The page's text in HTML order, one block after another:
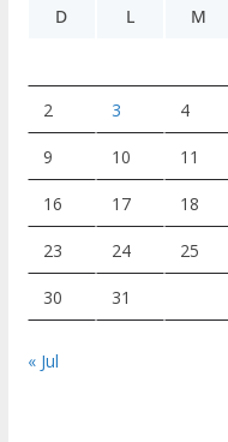
D
L M
2 3 4
9 10 11
16 17 18
23 24 25
30 31
« Jul